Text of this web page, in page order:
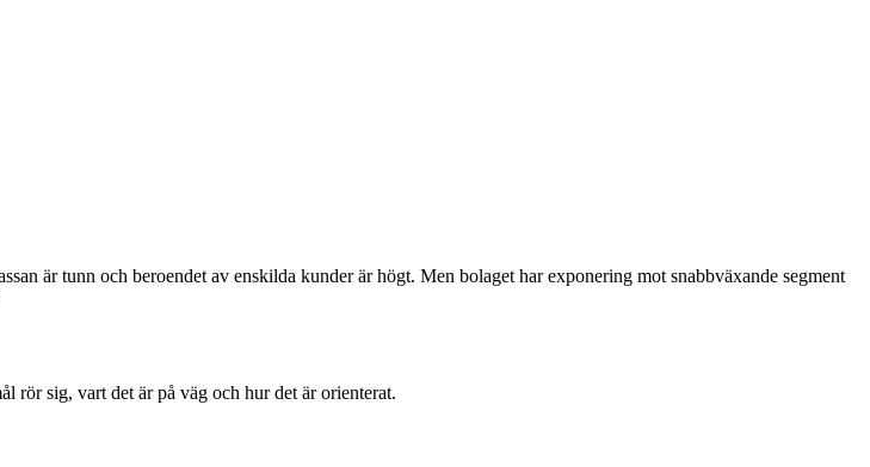
är tunn och beroendet av enskilda kunder är högt. Men bolaget har exponering mot snabbväxande segment
rör sig, vart det är på väg och hur det är orienterat.